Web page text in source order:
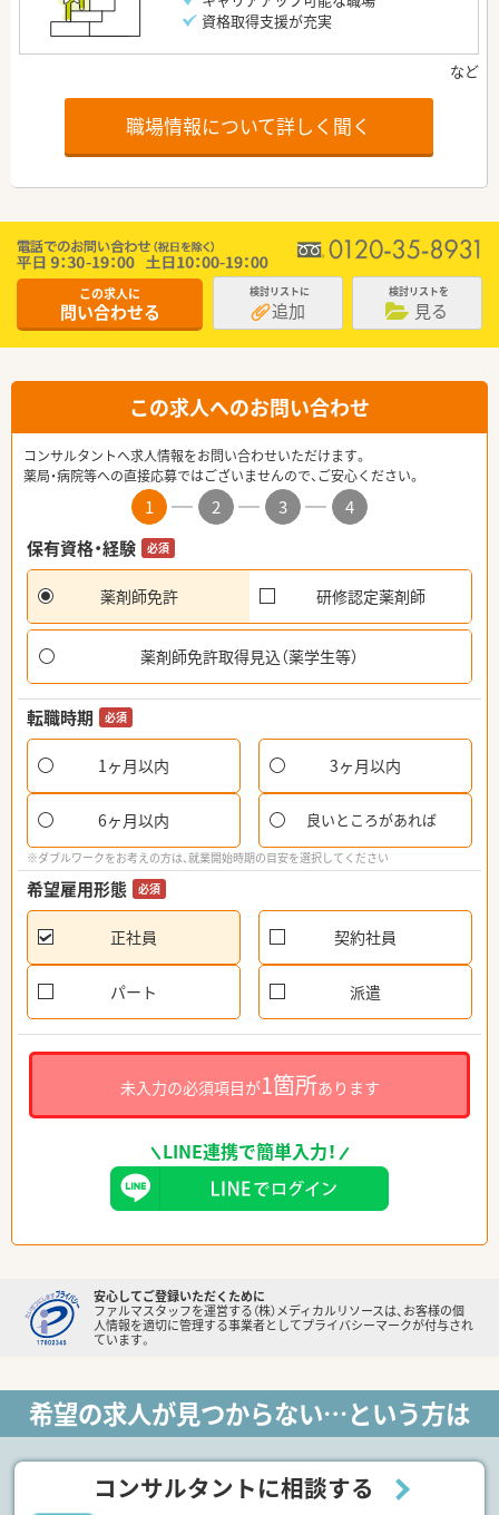
資格取得支援が充実
職場情報について詳しく聞く
この求人に
問い合わせる
検討リストに
追加
検討リストを
見る
この求人へのお問い合わせ
コンサルタントへ求人情報をお問い合わせいただけます。
薬局・病院等への直接応募ではございませんので、ご安心ください。
1 2 3
4
保有資格・経験
必須
薬剤師免許 研修認定薬剤師
薬剤師免許取得見込（薬学生等）
転職時期 必須
1ヶ月以内 3ヶ月以内
6ヶ月以内 良いところがあれば
※ダブルワークをお考えの方は、就業開始時期の目安を選択してください
希望雇用形態 必須
正社員 契約社員
パート 派遣
未入力の必須項目が1箇所あります
LINE連携で簡単入力！
安心してご登録いただくために
ファルマスタッフを運営する（株）メディカルリソースは、お客様の個
人情報を適切に管理する事業者としてプライバシーマークが付与され
ています。
希望の求人が見つからない…という方は
コンサルタントに相談する